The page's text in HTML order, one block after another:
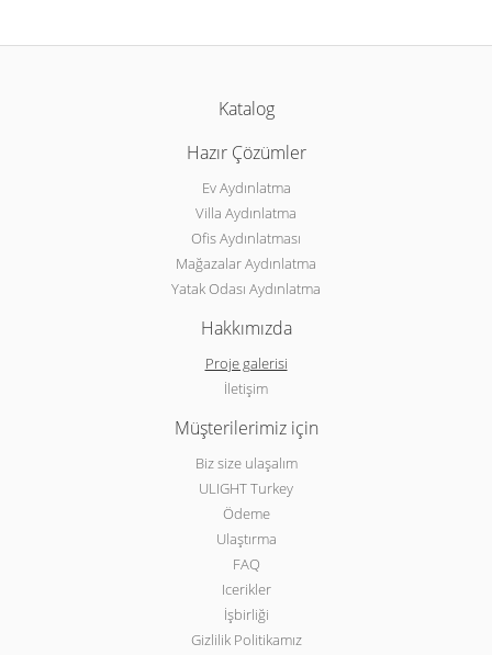
Katalog
Hazır Çözümler
Ev Aydınlatma
Villa Aydınlatma
Ofis Aydınlatması
Mağazalar Aydınlatma
Yatak Odası Aydınlatma
Hakkımızda
Proje galerisi
İletişim
Müşterilerimiz için
Biz size ulaşalım
ULIGHT Turkey
Ödeme
Ulaştırma
FAQ
Icerikler
İşbirliği
Gizlilik Politikamız